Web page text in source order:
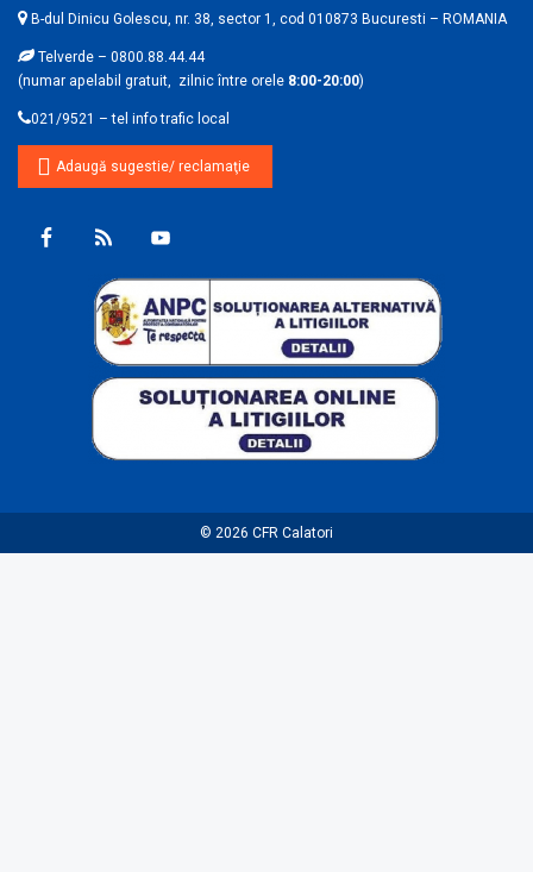
B-dul Dinicu Golescu, nr. 38, sector 1, cod 010873 Bucuresti – ROMANIA
Telverde – 0800.88.44.44
(numar apelabil gratuit, zilnic între orele 8:00-20:00)
021/9521 – tel info trafic local
Adaugă sugestie/ reclamaţie
© 2026 CFR Calatori